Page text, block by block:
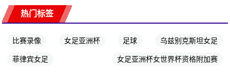
热门标签
比赛录像 女足亚洲杯 足球 乌兹别克斯坦女足
菲律宾女足 女足亚洲杯女世界杯资格附加赛